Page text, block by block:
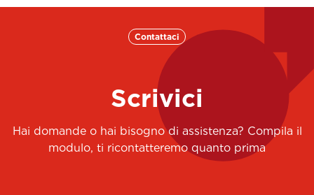
Contattaci
Scrivici
Hai domande o hai bisogno di assistenza? Compila il
modulo, ti ricontatteremo quanto prima